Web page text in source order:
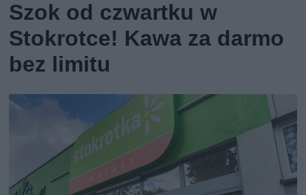
Szok od czwartku w
Stokrotce! Kawa za darmo
bez limitu